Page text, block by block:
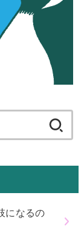
になるの